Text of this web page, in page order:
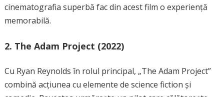
cinematografia superbă fac din acest film o experiență
memorabilă.
2. The Adam Project (2022)
Cu Ryan Reynolds în rolul principal, „The Adam Project”
combină acțiunea cu elemente de science fiction și